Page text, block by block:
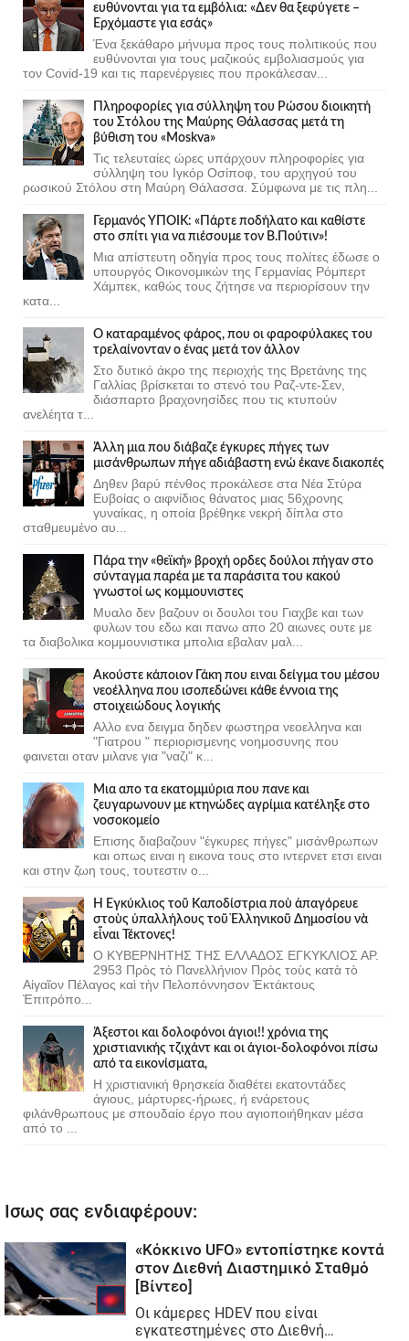
ευθύνονται για τα εμβόλια: «Δεν θα ξεφύγετε –
Ερχόμαστε για εσάς»
Ένα ξεκάθαρο μήνυμα προς τους πολιτικούς που
ευθύνονται για τους μαζικούς εμβολιασμούς για
τον Covid-19 και τις παρενέργειες που προκάλεσαν...
Πληροφορίες για σύλληψη του Ρώσου διοικητή
του Στόλου της Mαύρης Θάλασσας μετά τη
βύθιση του «Moskva»
Τις τελευταίες ώρες υπάρχουν πληροφορίες για
σύλληψη του Ιγκόρ Οσίποφ, του αρχηγού του
ρωσικού Στόλου στη Μαύρη Θάλασσα. Σύμφωνα με τις πλη...
Γερμανός ΥΠΟΙΚ: «Πάρτε ποδήλατο και καθίστε
στο σπίτι για να πιέσουμε τον Β.Πούτιν»!
Μια απίστευτη οδηγία προς τους πολίτες έδωσε ο
υπουργός Οικονομικών της Γερμανίας Ρόμπερτ
Χάμπεκ, καθώς τους ζήτησε να περιορίσουν την
κατα...
Ο καταραμένος φάρος, που οι φαροφύλακες του
τρελαίνονταν ο ένας μετά τον άλλον
Στο δυτικό άκρο της περιοχής της Βρετάνης της
Γαλλίας βρίσκεται το στενό του Ραζ-ντε-Σεν,
διάσπαρτο βραχονησίδες που τις κτυπούν
ανελέητα τ...
Άλλη μια που διάβαζε έγκυρες πήγες των
μισάνθρωπων πήγε αδιάβαστη ενώ έκανε διακοπές
Δηθεν βαρύ πένθος προκάλεσε στα Νέα Στύρα
Ευβοίας ο αιφνίδιος θάνατος μιας 56χρονης
γυναίκας, η οποία βρέθηκε νεκρή δίπλα στο
σταθμευμένο αυ...
Πάρα την «θεϊκή» βροχή ορδες δούλοι πήγαν στο
σύνταγμα παρέα με τα παράσιτα του κακού
γνωστοί ως κομμουνιστες
Μυαλο δεν βαζουν οι δουλοι του Γιαχβε και των
φυλων του εδω και πανω απο 20 αιωνες ουτε με
τα διαβολικα κομμουνιστικα μπολια εβαλαν μαλ...
Ακούστε κάποιον Γάκη που ειναι δείγμα του μέσου
νεοέλληνα που ισοπεδώνει κάθε έννοια της
στοιχειώδους λογικής
Αλλο ενα δειγμα δηδεν φωστηρα νεοελληνα και
"Γιατρου " περιορισμενης νοημοσυνης που
φαινεται οταν μιλανε για "ναζι" κ...
Μια απο τα εκατομμύρια που πανε και
ζευγαρωνουν με κτηνώδες αγρίμια κατέληξε στο
νοσοκομείο
Επισης διαβαζουν "έγκυρες πήγες" μισάνθρωπων
και οπως ειναι η εικονα τους στο ιντερνετ ετσι ειναι
και στην ζωη τους, τουτεστιν ο...
Ἡ Ἐγκύκλιος τοῦ Καποδίστρια ποὺ ἀπαγόρευε
στοὺς ὑπαλλήλους τοῦ Ἑλληνικοῦ Δημοσίου νὰ
εἶναι Τέκτονες!
Ο ΚΥΒΕΡΝΗΤΗΣ ΤΗΣ ΕΛΛΑΔΟΣ ΕΓΚΥΚΛΙΟΣ ΑΡ.
2953 Πρὸς τὸ Πανελλήνιον Πρὸς τοὺς κατὰ τὸ
Αἰγαῖον Πέλαγος καὶ τὴν Πελοπόννησον Ἐκτάκτους
Ἐπιτρόπο...
Άξεστοι και δολοφόνοι άγιοι!! χρόνια της
χριστιανικής τζιχάντ και οι άγιοι-δολοφόνοι πίσω
από τα εικονίσματα,
Η χριστιανική θρησκεία διαθέτει εκατοντάδες
άγιους, μάρτυρες-ήρωες, ή ενάρετους
φιλάνθρωπους με σπουδαίο έργο που αγιοποιήθηκαν μέσα
από το ...